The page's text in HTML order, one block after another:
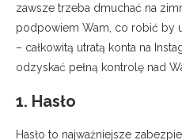
zawsze trzeba dmuchać na
podpowiem Wam, co robić by
– całkowitą utratą konta na
odzyskać pełną kontrolę nad
1. Hasło
Hasło to najważniejsze